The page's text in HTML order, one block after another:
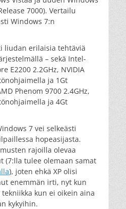
7000). Vertailu
Windows 7:n
liudan erilaisia tehtäviä
– sekä Intel-
E2200 2.2GHz, NVIDIA
ja 1Gt
Phenom 9700 2.4GHz,
ja 4Gt
7 vei selkeästi
hopeasijasta.
rajoilla olevaa
(7:lla tulee olemaan samat
), joten ehkä XP olisi
enemmän irti, nyt kun
kun ei oikein aina
kykyihin.